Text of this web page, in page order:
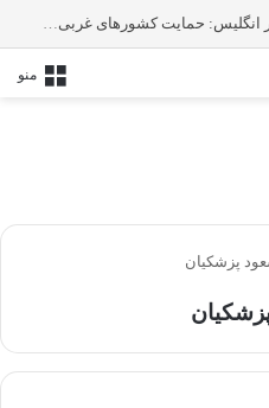
پزشکیان در تماس با نخست‌ وزیر انگلیس: حمایت کشور‌های غربی از رژیم صهیونیستی امنیت منطقه و جهان را به خطر انداخته است
منو
پزشکیان